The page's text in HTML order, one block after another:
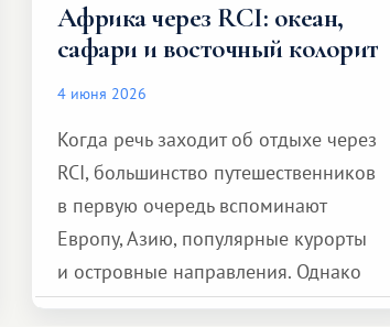
Африка через RCI: океан,
сафари и восточный колорит
4 июня 2026
Когда речь заходит об отдыхе через
RCI, большинство путешественников
в первую очередь вспоминают
Европу, Азию, популярные курорты
и островные направления. Однако
возможности обменной системы